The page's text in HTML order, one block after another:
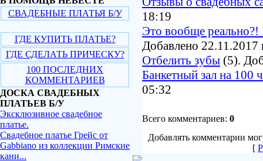
СВАДЕБНЫЕ ПЛАТЬЯ Б/У
ГДЕ КУПИТЬ ПЛАТЬЕ?
ГДЕ СДЕЛАТЬ ПРИЧЕСКУ?
100 ПОСЛЕДНИХ
КОММЕНТАРИЕВ
ДОСКА СВАДЕБНЫХ
ПЛАТЬЕВ Б/У
Эксклюзивное свадебное
платье.
Свадебное платье Грейс от
Gabbiano из коллекции Римские
кани...
18:19
Это вообще реально?!
Добавлено 22.11.2017
Отбелить зубы (5).
Банкетный зал на 100
05:32
Всего комментариев: 0
Добавлять комментарии
[